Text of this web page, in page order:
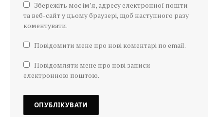
Збережіть моє ім’я, адресу електронної пошти
та веб-сайт у цьому браузері, щоб наступного разу
коментувати.
Повідомити мене про нові коментарі по email.
Повідомляти мене про нові записи
електронною поштою.